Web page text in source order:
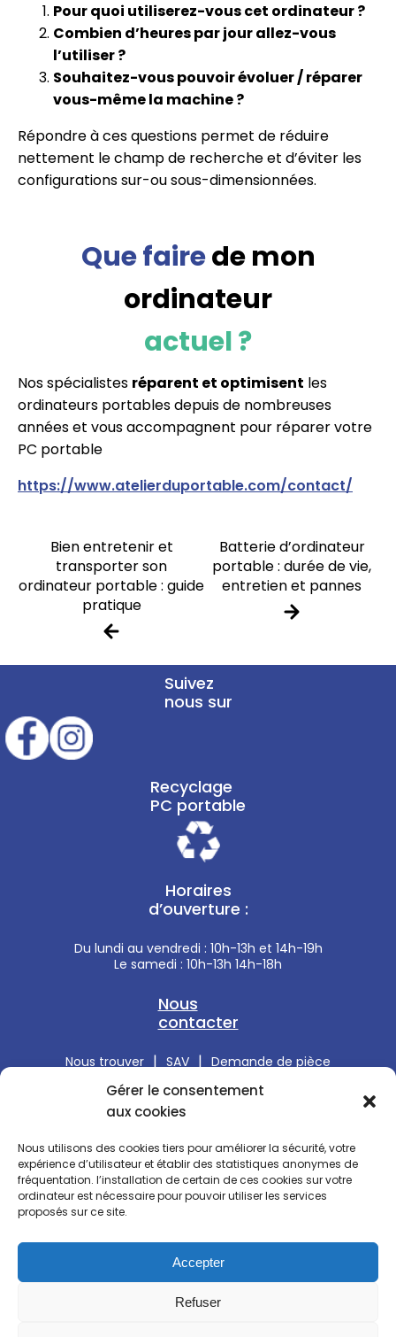
Gérer le consentement
aux cookies
Nous utilisons des cookies tiers pour améliorer la sécurité, votre
expérience d’utilisateur et établir des statistiques anonymes de
fréquentation. l’installation de certain de ces cookies sur votre
ordinateur est nécessaire pour pouvoir utiliser les services
proposés sur ce site.
Accepter
Refuser
Pour quoi utiliserez-vous cet ordinateur ?
Combien d’heures par jour allez-vous
l’utiliser ?
Souhaitez-vous pouvoir évoluer / réparer
vous-même la machine ?
Répondre à ces questions permet de réduire
nettement le champ de recherche et d’éviter les
configurations sur-ou sous-dimensionnées.
Que fairede mon
ordinateur
actuel ?
Nos spécialistes réparent et optimisent les
ordinateurs portables depuis de nombreuses
années et vous accompagnent pour réparer votre
PC portable
https://www.atelierduportable.com/contact/
Bien entretenir et
transporter son
ordinateur portable : guide
pratique
Batterie d’ordinateur
portable : durée de vie,
entretien et pannes
Suivez
nous sur
Recyclage
PC portable
Horaires
d’ouverture :
Du lundi au vendredi : 10h-13h et 14h-19h
Le samedi : 10h-13h 14h-18h
Nous
contacter
Nous trouver | SAV | Demande de pièce
Réparation PC portable Asus
Réparation PC portable HP
Réparation PC portable Acer
Réparation PC portable DELL
Réparation PC portable Lenovo
2026